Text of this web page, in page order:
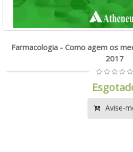
Farmacologia - Como agem os
2017
Avise-